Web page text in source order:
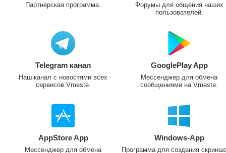
Партнерская программа.
Форумы для общения наших
пользователей.
Telegram канал
Наш канал с новостями всех
сервисов Vmeste.
GooglePlay App
Мессенджер для обмена
сообщениями на Vmeste.
AppStore App
Мессенджер для обмена
Windows-App
Программа для создания